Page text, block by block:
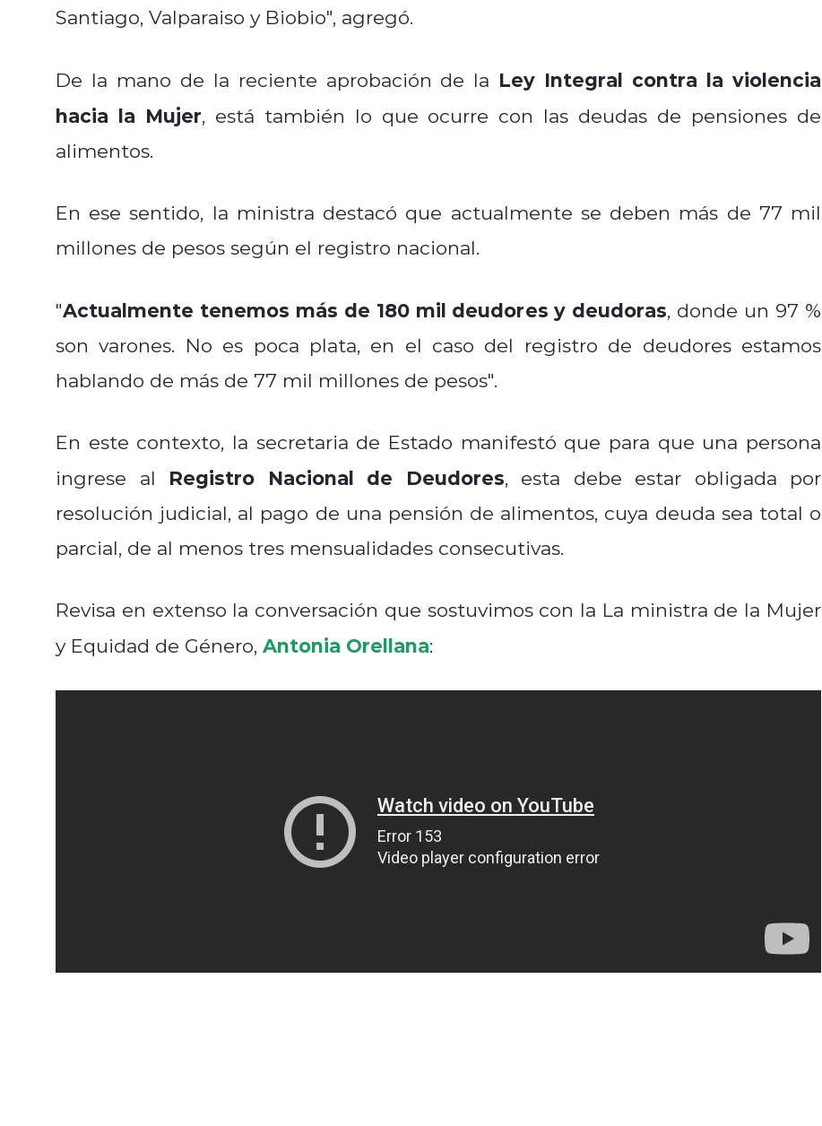
Santiago, Valparaiso y Biobio", agregó.
De la mano de la reciente aprobación de la Ley Integral contra la violencia
hacia la Mujer, está también lo que ocurre con las deudas de pensiones de
alimentos.
En ese sentido, la ministra destacó que actualmente se deben más de 77 mil
millones de pesos según el registro nacional.
"Actualmente tenemos más de 180 mil deudores y deudoras, donde un 97 %
son varones. No es poca plata, en el caso del registro de deudores estamos
hablando de más de 77 mil millones de pesos".
En este contexto, la secretaria de Estado manifestó que para que una persona
ingrese al Registro Nacional de Deudores, esta debe estar obligada por
resolución judicial, al pago de una pensión de alimentos, cuya deuda sea total o
parcial, de al menos tres mensualidades consecutivas.
Revisa en extenso la conversación que sostuvimos con la La ministra de la Mujer
y Equidad de Género, Antonia Orellana: